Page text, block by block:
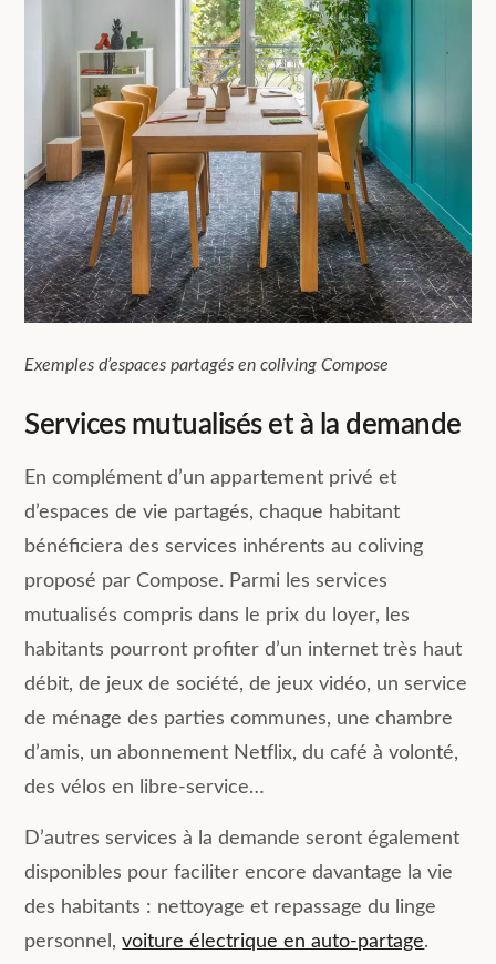
Exemples d’espaces partagés en coliving Compose
Services mutualisés et à la demande
En complément d’un appartement privé et
d’espaces de vie partagés, chaque habitant
bénéficiera des services inhérents au coliving
proposé par Compose. Parmi les services
mutualisés compris dans le prix du loyer, les
habitants pourront profiter d’un internet très haut
débit, de jeux de société, de jeux vidéo, un service
de ménage des parties communes, une chambre
d’amis, un abonnement Netflix, du café à volonté,
des vélos en libre-service…
D’autres services à la demande seront également
disponibles pour faciliter encore davantage la vie
des habitants : nettoyage et repassage du linge
personnel,voiture électrique en auto-partage.